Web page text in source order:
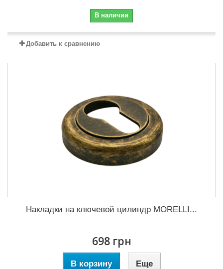
В наличии
Добавить к сравнению
Накладки на ключевой цилиндр MORELLI...
698 грн
В корзину Еще